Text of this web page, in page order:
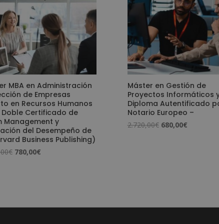
MBA en Administración
de Empresas
en Recursos Humanos
Doble Certificado de
Management y
del Desempeño de
Business Publishing)
€ El
780,00€El
Máster en Gestión de
Proyectos Informáticos
Diploma Autentificado
Notario Europeo –
2.720,00€ El
680,00€El